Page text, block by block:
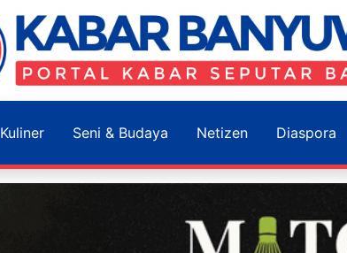
Kuliner Seni & Budaya Netizen Diaspora